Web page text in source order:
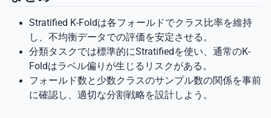
Stratified K-Foldは各フォールドでクラス比率を維持
し、不均衡データでの評価を安定させる。
分類タスクでは標準的にStratifiedを使い、通常のK-
Foldはラベル偏りが生じるリスクがある。
フォールド数と少数クラスのサンプル数の関係を事前
に確認し、適切な分割戦略を設計しよう。